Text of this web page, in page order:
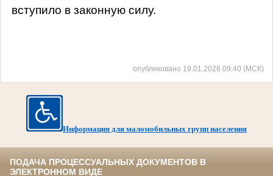
вступило в законную силу.
опубликовано 19.01.2026 09:40 (МСК)
Информация для маломобильных групп населения
ПОДАЧА ПРОЦЕССУАЛЬНЫХ ДОКУМЕНТОВ В
ЭЛЕКТРОННОМ ВИДЕ